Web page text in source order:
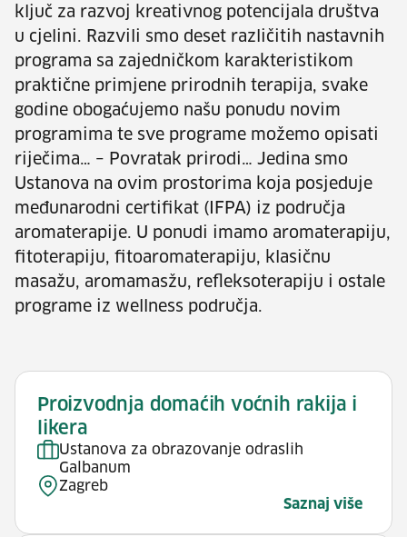
ključ za razvoj kreativnog potencijala društva
u cjelini. Razvili smo deset različitih nastavnih
programa sa zajedničkom karakteristikom
praktične primjene prirodnih terapija, svake
godine obogaćujemo našu ponudu novim
programima te sve programe možemo opisati
riječima… – Povratak prirodi… Jedina smo
Ustanova na ovim prostorima koja posjeduje
međunarodni certifikat (IFPA) iz područja
aromaterapije. U ponudi imamo aromaterapiju,
fitoterapiju, fitoaromaterapiju, klasičnu
masažu, aromamasžu, refleksoterapiju i ostale
programe iz wellness područja.
Proizvodnja domaćih voćnih rakija i
likera
Ustanova za obrazovanje odraslih
Galbanum
Zagreb
Saznaj više